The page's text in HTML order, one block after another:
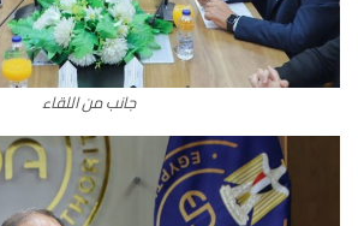
جانب من اللقاء